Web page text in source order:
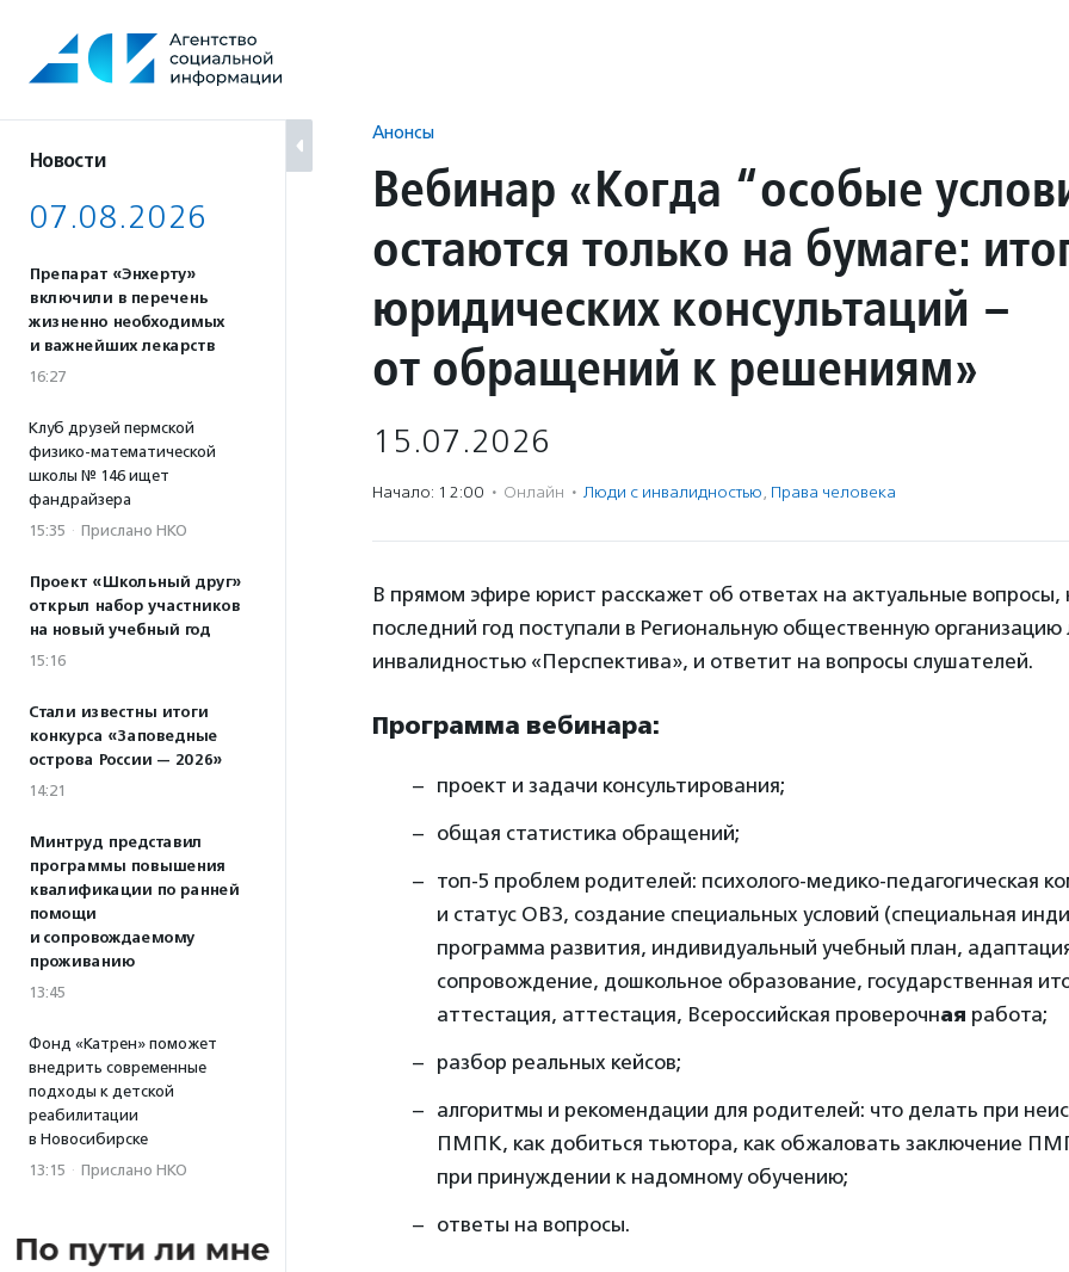
содержанию
Новости
07.08.2026
Препарат «Энхерту»
включили в перечень
жизненно необходимых
и важнейших лекарств
16:27
Клуб друзей пермской
физико-математической
школы № 146 ищет
фандрайзера
15:35 · Прислано НКО
Проект «Школьный друг»
открыл набор участников
на новый учебный год
15:16
Стали известны итоги
конкурса «Заповедные
острова России — 2026»
14:21
Минтруд представил
программы повышения
квалификации по ранней
помощи
и сопровождаемому
проживанию
13:45
Фонд «Катрен» поможет
внедрить современные
подходы к детской
реабилитации
в Новосибирске
13:15 · Прислано НКО
Анонсы
Вебинар «Когда “особые
остаются только на бумаге:
юридических консультаций –
от обращений к решениям»
15.07.2026
Начало: 12:00 · Онлайн · Люди с инвалидностью, Права человека
В прямом эфире юрист расскажет об ответах на актуальные вопросы,
последний год поступали в Региональную общественную
инвалидностью «Перспектива», и ответит на вопросы слушателей.
Программа вебинара:
проект и задачи консультирования;
общая статистика обращений;
топ-5 проблем родителей: психолого-медико-педагогическая
и статус ОВЗ, создание специальных условий (специальная
программа развития, индивидуальный учебный план,
сопровождение, дошкольное образование, государственная
аттестация, аттестация, Всероссийская проверочная работа;
разбор реальных кейсов;
алгоритмы и рекомендации для родителей: что делать при
ПМПК, как добиться тьютора, как обжаловать заключение
при принуждении к надомному обучению;
ответы на вопросы.